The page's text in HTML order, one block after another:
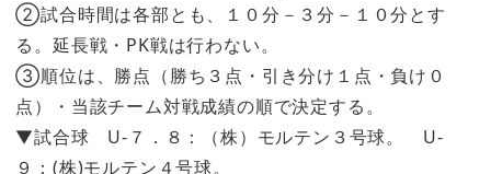
②試合時間は各部とも、１０分－３分－１０分とす
る。延長戦・PK戦は行わない。
③順位は、勝点（勝ち３点・引き分け１点・負け０
点）・当該チーム対戦成績の順で決定する。
▼試合球 U-７．８：（株）モルテン３号球。 U-
９：(株)モルテン４号球。